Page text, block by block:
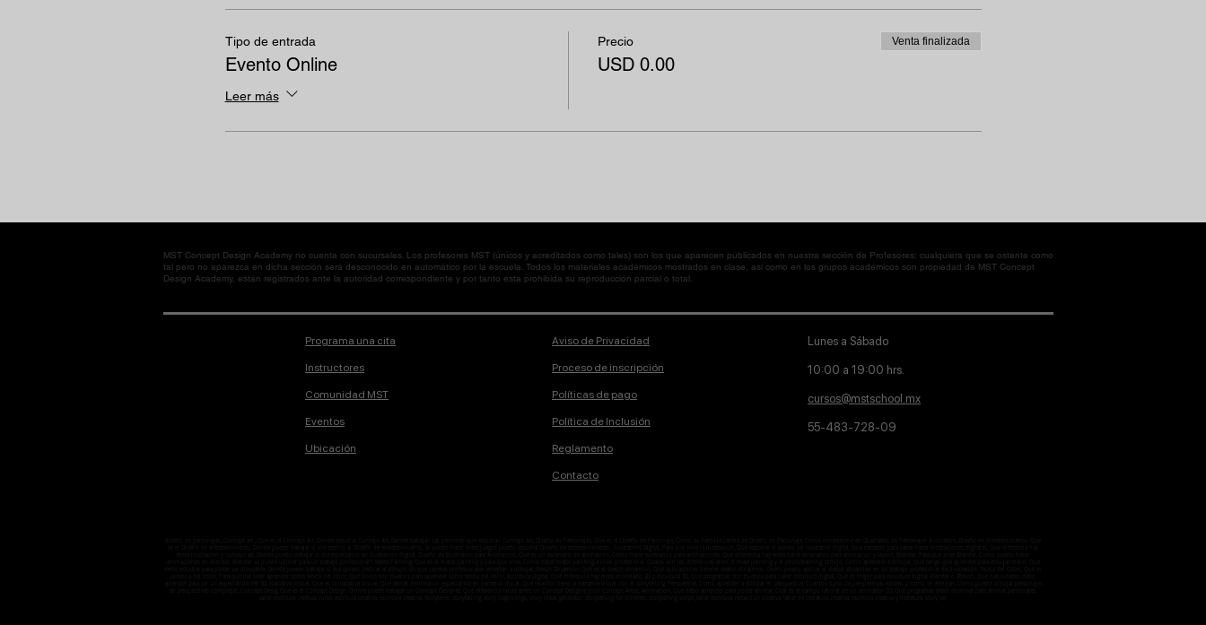
Tipo de entrada
Evento Online
Leer más
Precio
USD 0.00
Venta finalizada
MST Concept Design Academy no cuenta con sucursales. Los profesores MST (únicos y acreditados como tales) son los que aparecen publicados en nuestra sección de Profesores; cualquiera que se ostente como
tal pero no aparezca en dicha sección será desconocido en automático por la escuela. Todos los materiales académicos mostrados en clase, así como en los grupos académicos son propiedad de MST Concept
Design Academy, están registrados ante la autoridad correspondiente y por tanto está prohibida su reproducción parcial o total.
Programa una cita
Instructores
Comunidad MST
Eventos
Ubicación
Aviso de Privacidad
Proceso de inscripción
Políticas de pago
Política de Inclusión
Reglamento
Contacto
Lunes a Sábado
10:00 a 19:00 hrs.
cursos@mstschool.mx
55-483-728-09